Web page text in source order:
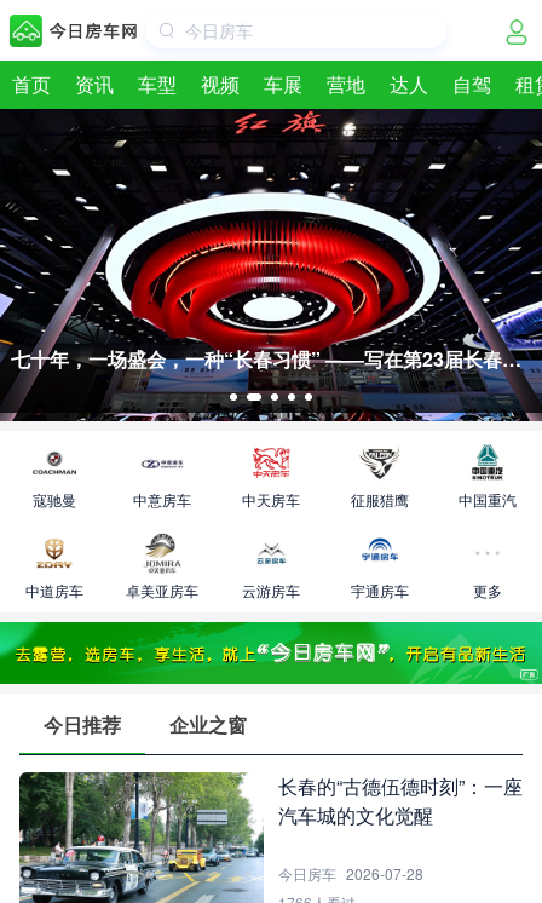
今日房车
首页 资讯 车型 视频 车展 营地 达人 自驾 租
七十年，一场盛会，一种“长春习惯” ——写在第23届长春国
际汽车博览会之后
寇驰曼 中意房车 中天房车 征服猎鹰 中国重汽
中道房车 卓美亚房车 云游房车 宇通房车 更多
今日推荐 企业之窗
长春的“古德伍德时刻”：一座
汽车城的文化觉醒
今日房车 2026-07-28